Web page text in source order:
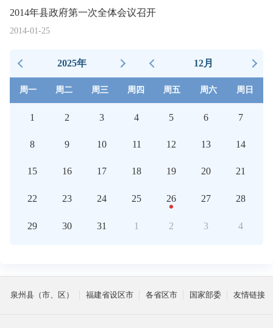
2014-01-25
2014年县政府第一次全体会议召开
2025年 12月
周一 周二 周三 周四 周五 周六 周日
1 2 3 4 5 6 7
8 9 10 11 12 13 14
15 16 17 18 19 20 21
22 23 24 25 26 27 28
29 30 31 1 2 3 4
泉州县（市、区） 福建省设区市 各省区市 国家部委 友情链接